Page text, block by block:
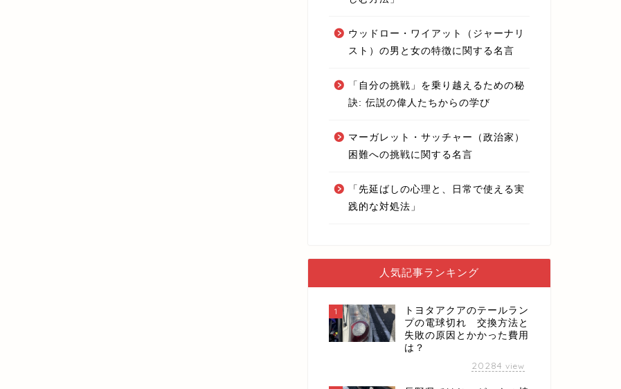
ウッドロー・ワイアット（ジャーナリ
スト）の男と女の特徴に関する名言
「自分の挑戦」を乗り越えるための秘
訣: 伝説の偉人たちからの学び
マーガレット・サッチャー（政治家）
困難への挑戦に関する名言
「先延ばしの心理と、日常で使える実
践的な対処法」
人気記事ランキング
1
トヨタアクアのテールラン
プの電球切れ 交換方法と
失敗の原因とかかった費用
は？
20284 view